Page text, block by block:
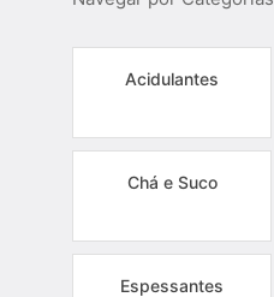
Acidulantes
Chá e Suco
Espessantes